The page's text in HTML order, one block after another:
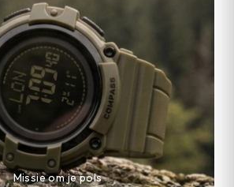
Missie om je pols